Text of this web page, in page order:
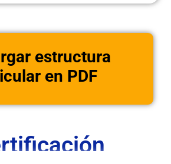
estructura
en PDF